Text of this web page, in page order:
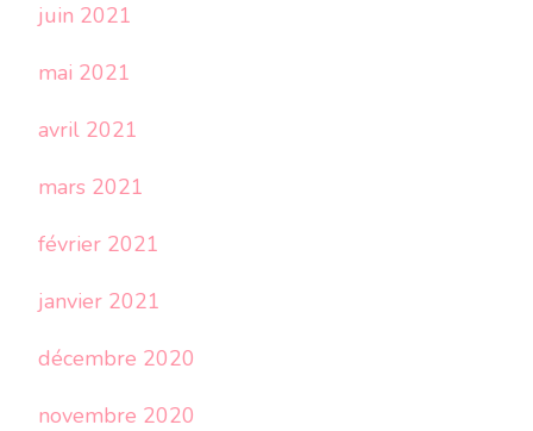
juin 2021
mai 2021
avril 2021
mars 2021
février 2021
janvier 2021
décembre 2020
novembre 2020